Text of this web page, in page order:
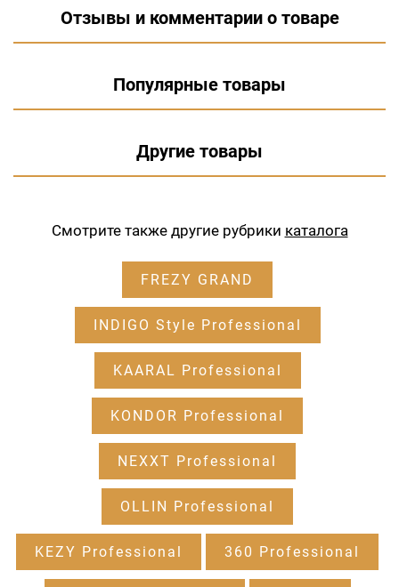
Отзывы и комментарии о товаре
Популярные товары
Другие товары
Смотрите также другие рубрики каталога
FREZY GRAND
INDIGO Style Professional
KAARAL Professional
KONDOR Professional
NEXXT Professional
OLLIN Professional
KEZY Professional 360 Professional